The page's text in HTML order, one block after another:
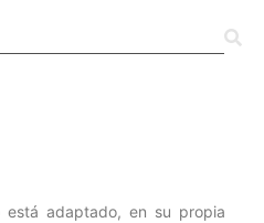
está adaptado, en su propia